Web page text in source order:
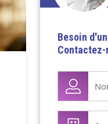
Besoin
Contactez-
Nom
Prénom
Société